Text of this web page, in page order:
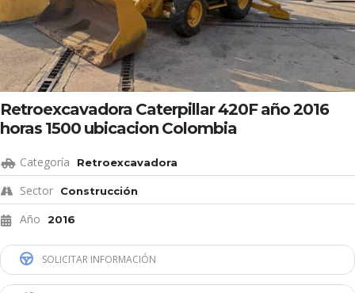
Retroexcavadora Caterpillar 420F año 2016
horas 1500 ubicacion Colombia
Categoría Retroexcavadora
Sector Construcción
Año 2016
SOLICITAR INFORMACIÓN